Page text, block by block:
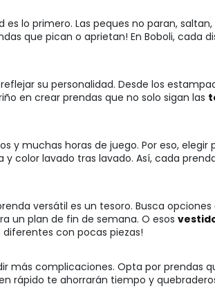
es lo primero. Las peques no paran,
que pican o aprietan! En Boboli, cada
su personalidad. Desde los
en crear prendas que no solo sigan las
y muchas horas de juego. Por eso,
color lavado tras lavado. Así, cada
versátil es un tesoro. Busca
un plan de fin de semana. O esos
con pocas piezas!
más complicaciones. Opta por prendas
rápido te ahorrarán tiempo y